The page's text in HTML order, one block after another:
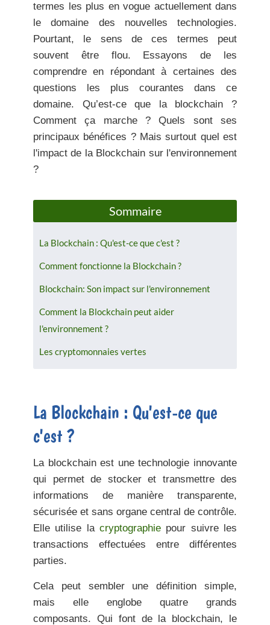
termes les plus en vogue actuellement dans
le domaine des nouvelles technologies.
Pourtant, le sens de ces termes peut
souvent être flou. Essayons de les
comprendre en répondant à certaines des
questions les plus courantes dans ce
domaine. Qu’est-ce que la blockchain ?
Comment ça marche ? Quels sont ses
principaux bénéfices ? Mais surtout quel est
l'impact de la Blockchain sur l'environnement
?
Sommaire
La Blockchain : Qu'est-ce que c'est ?
Comment fonctionne la Blockchain ?
Blockchain: Son impact sur l'environnement
Comment la Blockchain peut aider
l'environnement ?
Les cryptomonnaies vertes
La Blockchain : Qu'est-ce que
c'est ?
La blockchain est une technologie innovante
qui permet de stocker et transmettre des
informations de manière transparente,
sécurisée et sans organe central de contrôle.
Elle utilise la cryptographie pour suivre les
transactions effectuées entre différentes
parties.
Cela peut sembler une définition simple,
mais elle englobe quatre grands
composants. Qui font de la blockchain, le